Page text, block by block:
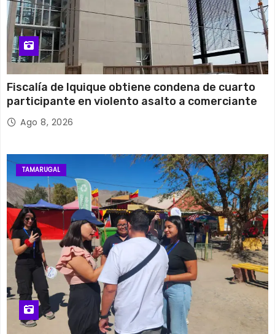
Fiscalía de Iquique obtiene condena de cuarto
participante en violento asalto a comerciante
Ago 8, 2026
TAMARUGAL